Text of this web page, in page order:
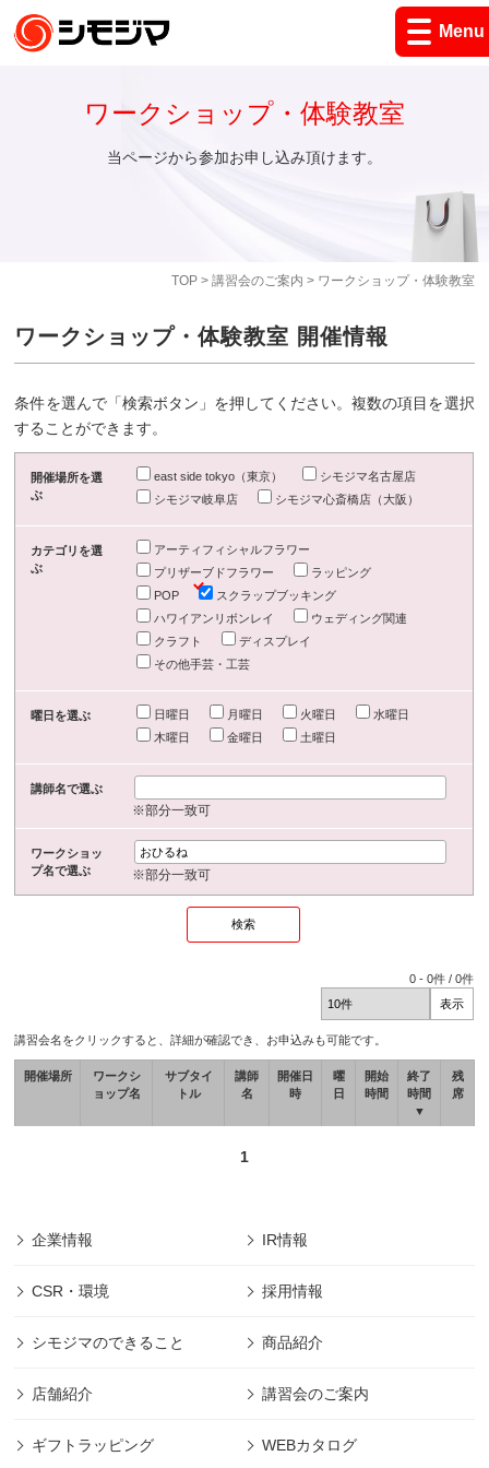
Menu
TOP> 講習会のご案内 > ワークショップ・体験教室
ワークショップ・体験教室
当ページから参加お申し込み頂けます。
ワークショップ・体験教室 開催情報
条件を選んで「検索ボタン」を押してください。複数の項目を選択
することができます。
開催場所を選
ぶ
east side tokyo（東京）
シモジマ名古屋店
シモジマ岐阜店
シモジマ心斎橋店（大阪）
カテゴリを選
ぶ
アーティフィシャルフラワー
プリザーブドフラワー
ラッピング
POP
スクラップブッキング
ハワイアンリボンレイ
ウェディング関連
クラフト
ディスプレイ
その他手芸・工芸
曜日を選ぶ 日曜日 月曜日 火曜日
水曜日
木曜日
金曜日 土曜日
講師名で選ぶ
※部分一致可
ワークショッ
プ名で選ぶ
※部分一致可
0 -0件 /0件
講習会名をクリックすると、詳細が確認でき、お申込みも可能です。
開催場所
ワークシ
ョップ名
サブタイ
トル
講師
名
開催日
時
曜
日
開始
時間
終了
時間
▼
残
席
1
企業情報 IR情報
CSR・環境 採用情報
シモジマのできること 商品紹介
店舗紹介 講習会のご案内
ギフトラッピング WEBカタログ